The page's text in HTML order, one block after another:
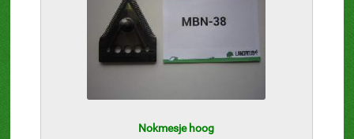
Nokmesje hoog